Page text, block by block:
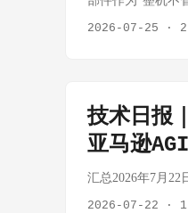
统性跟踪电机、
货 ⬆️ 景气上行 空
凯孚成立轴承合
RV仍在验证 ➡️ 稳
2026-07-25 ·
技术日报
亚马逊
汇总2026年7月22
2026-07-22 ·